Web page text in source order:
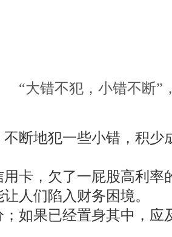
“大错不犯，小错不断”
断地犯一些小错，积
卡，欠了一屁股高利率
人们陷入财务困境。
如果已经置身其中，应